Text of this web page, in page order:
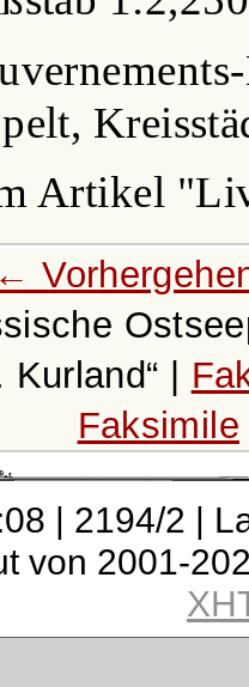
Artikel
←
Kurland
Faksimile
| 2194/2 |
von 2001-